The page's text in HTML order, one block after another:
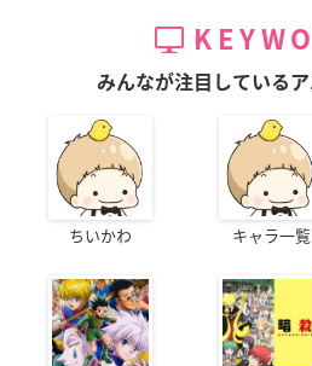
みんなが注目している
ちいかわ キャラ一覧